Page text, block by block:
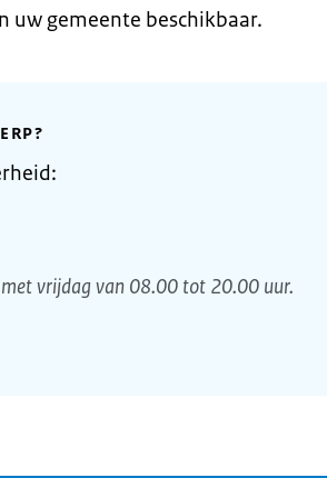
uw gemeente beschikbaar.
vrijdag van 08.00 tot 20.00 uur.